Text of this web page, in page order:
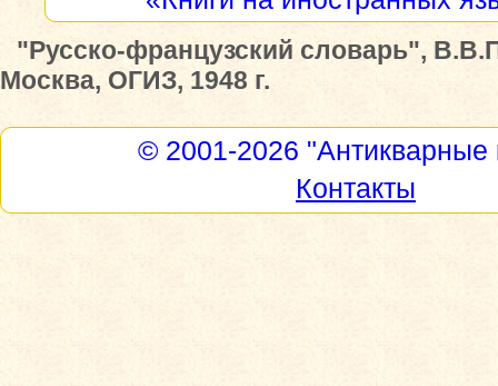
"Русско-французский словарь",
Москва, ОГИЗ, 1948 г.
© 2001-2026 "Антикварные
Контакты